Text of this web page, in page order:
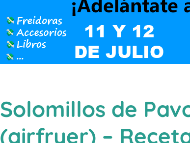
Solomillos de
(airfryer) –